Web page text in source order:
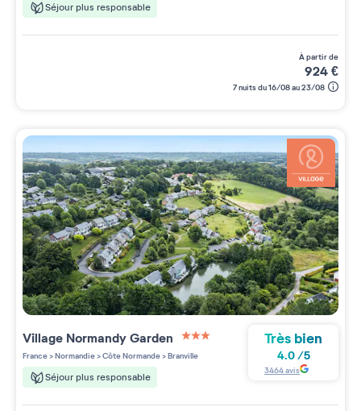
Séjour plus responsable
à partir de
924€
7 nuits du 16/08 au 23/08
Village Normandy Garden
3 étoiles sur 5
France>Normandie>Côte Normande>Branville
Séjour plus responsable
Très bien
4.0/5
3464avis